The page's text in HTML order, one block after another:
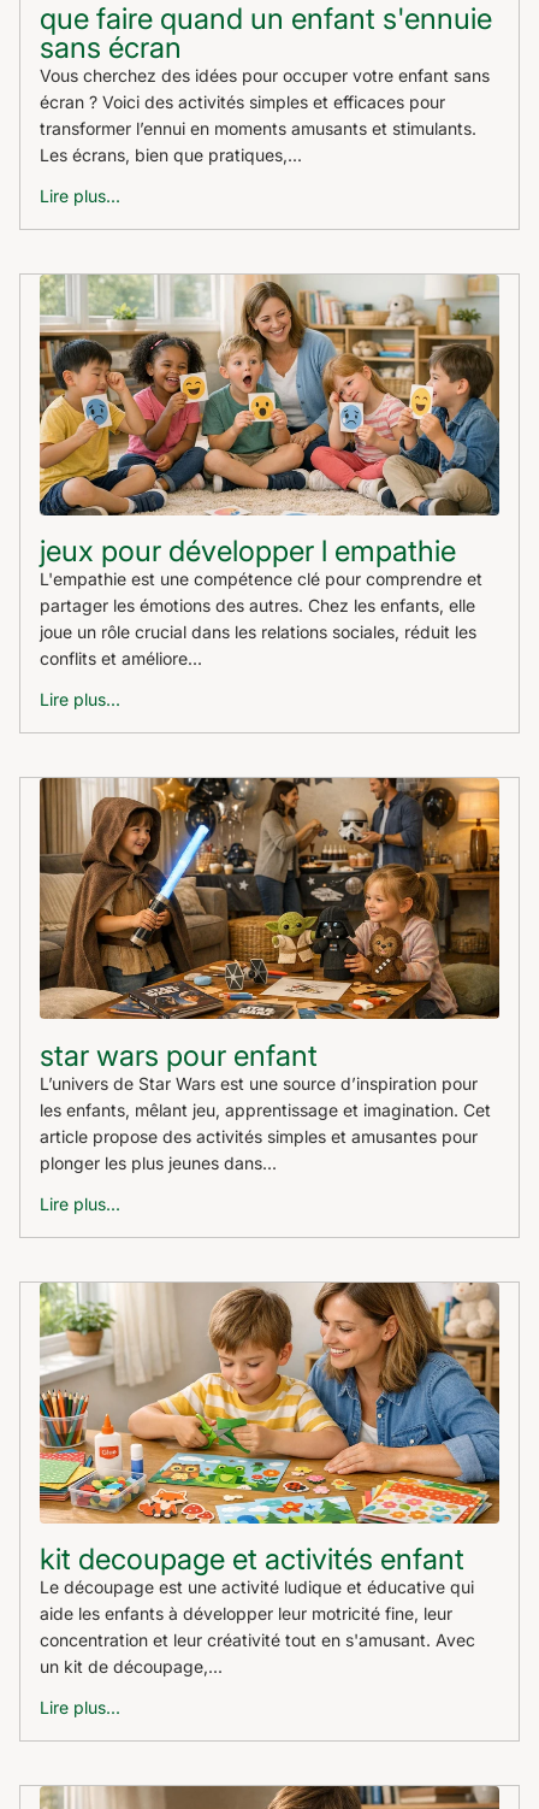
que faire quand un enfant s'ennuie
sans écran
Vous cherchez des idées pour occuper votre enfant sans
écran ? Voici des activités simples et efficaces pour
transformer l’ennui en moments amusants et stimulants.
Les écrans, bien que pratiques,...
Lire plus...
jeux pour développer l empathie
L'empathie est une compétence clé pour comprendre et
partager les émotions des autres. Chez les enfants, elle
joue un rôle crucial dans les relations sociales, réduit les
conflits et améliore...
Lire plus...
star wars pour enfant
L’univers de Star Wars est une source d’inspiration pour
les enfants, mêlant jeu, apprentissage et imagination. Cet
article propose des activités simples et amusantes pour
plonger les plus jeunes dans...
Lire plus...
kit decoupage et activités enfant
Le découpage est une activité ludique et éducative qui
aide les enfants à développer leur motricité fine, leur
concentration et leur créativité tout en s'amusant. Avec
un kit de découpage,...
Lire plus...